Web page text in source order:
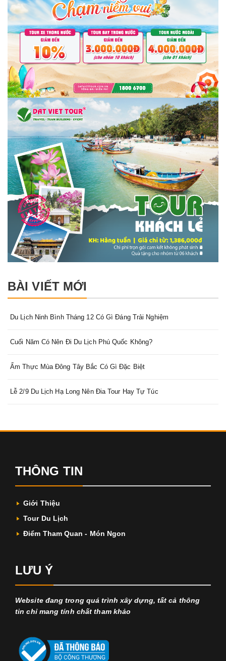
BÀI VIẾT MỚI
Du Lịch Ninh Bình Tháng 12 Có Gì Đáng Trải Nghiệm
Cuối Năm Có Nên Đi Du Lịch Phú Quốc Không?
Ẩm Thực Mùa Đông Tây Bắc Có Gì Đặc Biệt
Lễ 2/9 Du Lịch Hạ Long Nên Đia Tour Hay Tự Túc
THÔNG TIN
Giới Thiệu
Tour Du Lịch
Điểm Tham Quan - Món Ngon
LƯU Ý
Website đang trong quá trình xây dựng, tất cả thông
tin chỉ mang tính chất tham khảo